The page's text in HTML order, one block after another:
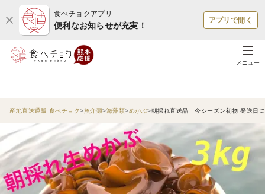
食べチョクアプリ
便利なお知らせが充実！
アプリで開く
メニュー
産地直送通販 食べチョク 魚介類 海藻類 めかぶ 朝採れ直送品 今シーズン初物 発送日